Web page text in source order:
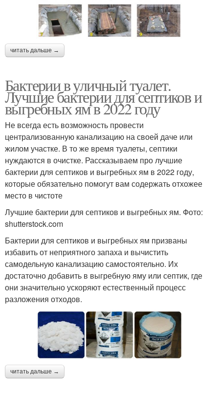
читать дальше →
Бактерии в уличный туалет.
Лучшие бактерии для септиков и
выгребных ям в 2022 году
Не всегда есть возможность провести
централизованную канализацию на своей даче или
жилом участке. В то же время туалеты, септики
нуждаются в очистке. Рассказываем про лучшие
бактерии для септиков и выгребных ям в 2022 году,
которые обязательно помогут вам содержать отхожее
место в чистоте
Лучшие бактерии для септиков и выгребных ям. Фото:
shutterstock.com
Бактерии для септиков и выгребных ям призваны
избавить от неприятного запаха и вычистить
самодельную канализацию самостоятельно. Их
достаточно добавить в выгребную яму или септик, где
они значительно ускоряют естественный процесс
разложения отходов.
читать дальше →